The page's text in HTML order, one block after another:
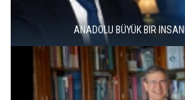
ÜNAL ERSÖZLÜ’NÜN YENİ ŞİİR